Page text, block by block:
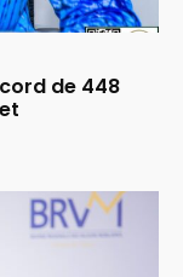
de 448